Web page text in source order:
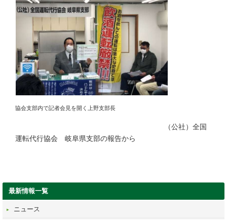
協会支部内で記者会見を開く上野支部長
（公社）全国
運転代行協会 岐阜県支部の報告から
最新情報一覧
ニュース